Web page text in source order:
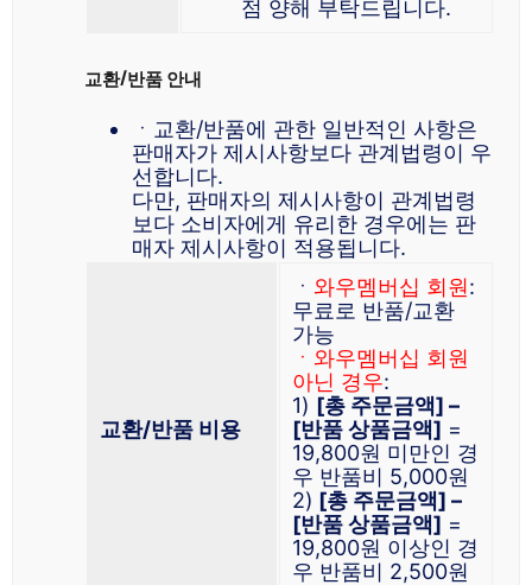
점 양해 부탁드립니다.
교환/반품 안내
ㆍ교환/반품에 관한 일반적인 사항은
판매자가 제시사항보다 관계법령이 우
선합니다.
다만, 판매자의 제시사항이 관계법령
보다 소비자에게 유리한 경우에는 판
매자 제시사항이 적용됩니다.
교환/반품 비용
ㆍ 와우멤버십 회원:
무료로 반품/교환
가능
ㆍ와우멤버십 회원
아닌 경우:
1) [총 주문금액] –
[반품 상품금액] =
19,800원 미만인 경
우 반품비 5,000원
2) [총 주문금액] –
[반품 상품금액] =
19,800원 이상인 경
우 반품비 2,500원